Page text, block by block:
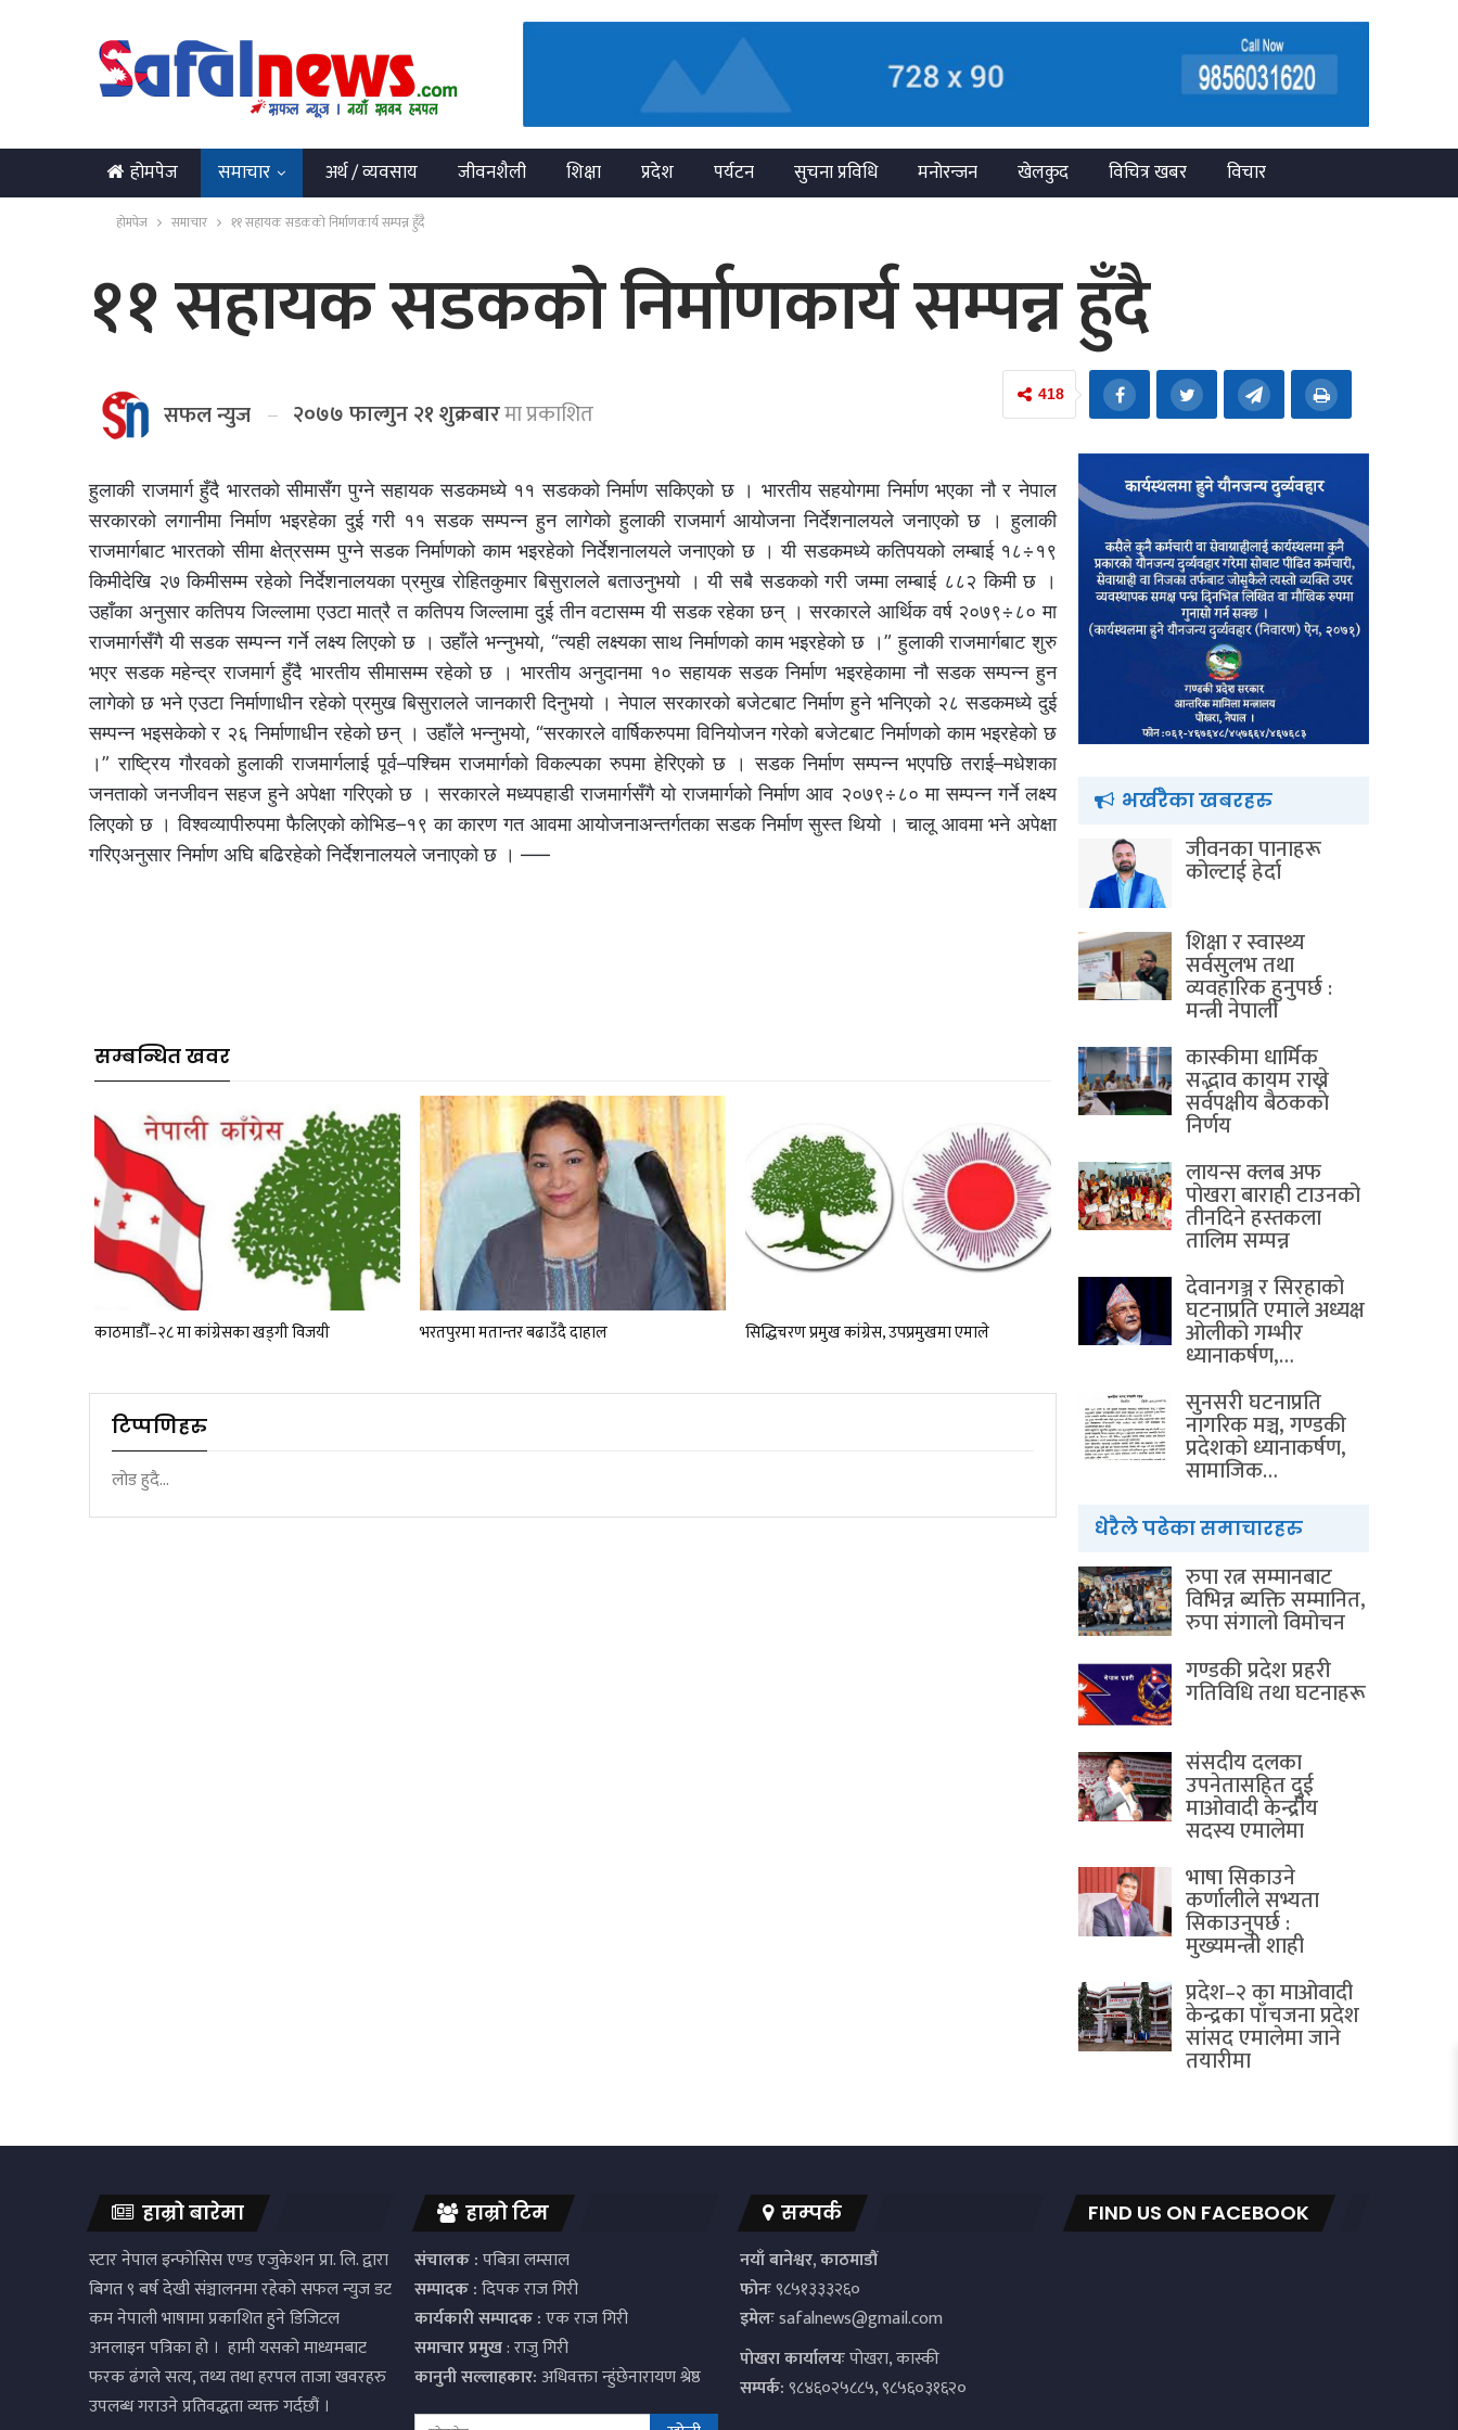
होमपेज समाचार अर्थ / व्यवसाय जीवनशैली शिक्षा प्रदेश पर्यटन सुचना प्रविधि मनोरन्जन खेलकुद विचित्र खबर
विचार
English
होमपेज समाचार ११ सहायक सडकको निर्माणकार्य सम्पन्न हुँदै
११ सहायक सडकको निर्माणकार्य सम्पन्न हुँदै
सफल न्युज २०७७ फाल्गुन २१ शुक्रबारमा प्रकाशित
418
हुलाकी राजमार्ग हुँदै भारतको सीमासँग पुग्ने सहायक सडकमध्ये ११ सडकको निर्माण सकिएको छ । भारतीय सहयोगमा निर्माण भएका नौ र नेपाल
सरकारको लगानीमा निर्माण भइरहेका दुई गरी ११ सडक सम्पन्न हुन लागेको हुलाकी राजमार्ग आयोजना निर्देशनालयले जनाएको छ । हुलाकी
राजमार्गबाट भारतको सीमा क्षेत्रसम्म पुग्ने सडक निर्माणको काम भइरहेको निर्देशनालयले जनाएको छ । यी सडकमध्ये कतिपयको लम्बाई १८÷१९
किमीदेखि २७ किमीसम्म रहेको निर्देशनालयका प्रमुख रोहितकुमार बिसुरालले बताउनुभयो । यी सबै सडकको गरी जम्मा लम्बाई ८८२ किमी छ ।
उहाँका अनुसार कतिपय जिल्लामा एउटा मात्रै त कतिपय जिल्लामा दुई तीन वटासम्म यी सडक रहेका छन् । सरकारले आर्थिक वर्ष २०७९÷८० मा
राजमार्गसँगै यी सडक सम्पन्न गर्ने लक्ष्य लिएको छ । उहाँले भन्नुभयो, “त्यही लक्ष्यका साथ निर्माणको काम भइरहेको छ ।” हुलाकी राजमार्गबाट शुरु
भएर सडक महेन्द्र राजमार्ग हुँदै भारतीय सीमासम्म रहेको छ । भारतीय अनुदानमा १० सहायक सडक निर्माण भइरहेकामा नौ सडक सम्पन्न हुन
लागेको छ भने एउटा निर्माणाधीन रहेको प्रमुख बिसुरालले जानकारी दिनुभयो । नेपाल सरकारको बजेटबाट निर्माण हुने भनिएको २८ सडकमध्ये दुई
सम्पन्न भइसकेको र २६ निर्माणाधीन रहेको छन् । उहाँले भन्नुभयो, “सरकारले वार्षिकरुपमा विनियोजन गरेको बजेटबाट निर्माणको काम भइरहेको छ
।” राष्ट्रिय गौरवको हुलाकी राजमार्गलाई पूर्व–पश्चिम राजमार्गको विकल्पका रुपमा हेरिएको छ । सडक निर्माण सम्पन्न भएपछि तराई–मधेशका
जनताको जनजीवन सहज हुने अपेक्षा गरिएको छ । सरकारले मध्यपहाडी राजमार्गसँगै यो राजमार्गको निर्माण आव २०७९÷८० मा सम्पन्न गर्ने लक्ष्य
लिएको छ । विश्वव्यापीरुपमा फैलिएको कोभिड–१९ का कारण गत आवमा आयोजनाअन्तर्गतका सडक निर्माण सुस्त थियो । चालू आवमा भने अपेक्षा
गरिएअनुसार निर्माण अघि बढिरहेको निर्देशनालयले जनाएको छ । –––
सम्बन्धित खवर
काठमाडौँ–२८ मा कांग्रेसका खड्गी विजयी भरतपुरमा मतान्तर बढाउँदै दाहाल सिद्धिचरण प्रमुख कांग्रेस, उपप्रमुखमा एमाले
टिप्पणिहरु
लोड हुदै...
भर्खरैका खबरहरु
जीवनका पानाहरू
कोल्टाई हेर्दा
शिक्षा र स्वास्थ्य
सर्वसुलभ तथा
व्यवहारिक हुनुपर्छ :
मन्त्री नेपाली
कास्कीमा धार्मिक
सद्भाव कायम राख्ने
सर्वपक्षीय बैठककाे
निर्णय
लायन्स क्लब अफ
पोखरा बाराही टाउनको
तीनदिने हस्तकला
तालिम सम्पन्न
देवानगञ्ज र सिरहाको
घटनाप्रति एमाले अध्यक्ष
ओलीको गम्भीर
ध्यानाकर्षण,…
सुनसरी घटनाप्रति
नागरिक मञ्च, गण्डकी
प्रदेशको ध्यानाकर्षण,
सामाजिक…
धेरैले पढेका समाचारहरु
रुपा रत्न सम्मानबाट
विभिन्न ब्यक्ति सम्मानित,
रुपा संगालो विमोचन
गण्डकी प्रदेश प्रहरी
गतिविधि तथा घटनाहरू
संसदीय दलका
उपनेतासहित दुई
माओवादी केन्द्रीय
सदस्य एमालेमा
भाषा सिकाउने
कर्णालीले सभ्यता
सिकाउनुपर्छ :
मुख्यमन्त्री शाही
प्रदेश–२ का माओवादी
केन्द्रका पाँचजना प्रदेश
सांसद एमालेमा जाने
तयारीमा
हाम्रो बारेमा
स्टार नेपाल इन्फोसिस एण्ड एजुकेशन प्रा. लि. द्वारा
बिगत ९ बर्ष देखी संञ्चालनमा रहेको सफल न्युज डट
कम नेपाली भाषामा प्रकाशित हुने डिजिटल
अनलाइन पत्रिका हो । हामी यसको माध्यमबाट
फरक ढंगले सत्य, तथ्य तथा हरपल ताजा खवरहरु
उपलब्ध गराउने प्रतिवद्धता व्यक्त गर्दछौं ।
हाम्रो टिम
संचालक :पबित्रा लम्साल
सम्पादक :दिपक राज गिरी
कार्यकारी सम्पादक :एक राज गिरी
समाचार प्रमुख: राजु गिरी
कानुनी सल्लाहकार:अधिवक्ता न्हुंछेनारायण श्रेष्ठ
सम्पर्क
नयाँ बानेश्वर, काठमाडौं
फोनः९८५१३३३२६०
इमेलःsafalnews@gmail.com
पाेखरा कार्यालयःपोखरा, कास्की
सम्पर्क:९८४६०२५८८५, ९८५६०३१६२०
FIND US ON FACEBOOK